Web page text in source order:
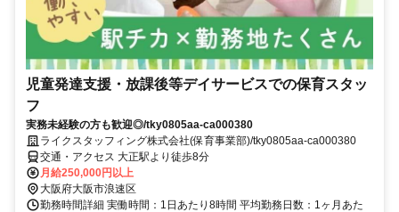
児童発達支援・放課後等デイサービスでの保育スタッ
フ
実務未経験の方も歓迎◎/tky0805aa-ca000380
ライクスタッフィング株式会社(保育事業部)/tky0805aa-ca000380
交通・アクセス 大正駅より徒歩8分
月給250,000円以上
大阪府大阪市浪速区
勤務時間詳細 実働時間：1日あたり8時間 平均勤務日数：1ヶ月あた